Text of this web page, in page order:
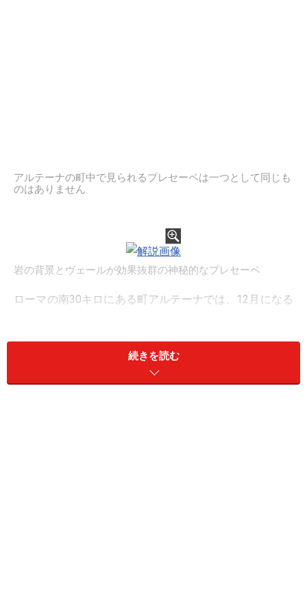
アルテーナの町中で見られるプレセーペは一つとして同じも
のはありません
岩の背景とヴェールが効果抜群の神秘的なプレセーペ
ローマの南30キロにある町アルテーナでは、12月になる
プレセーペが飾られるのは12月初めから1月6日まで。期
続きを読む